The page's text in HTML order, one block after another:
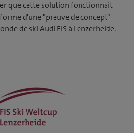
que cette solution fonctionnait
d'une "preuve de concept"
de ski Audi FIS à Lenzerheide.